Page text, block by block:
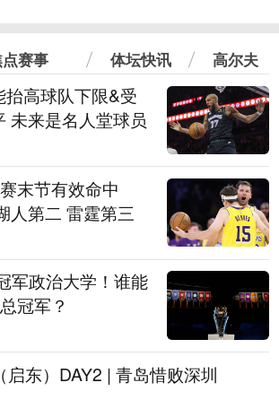
赛事 体坛快讯 高尔夫
高球队下限&受
未来是名人堂球员
末节有效命中
人第二 雷霆第三
军政治大学！谁能
冠军？
东）DAY2 | 青岛惜败深圳